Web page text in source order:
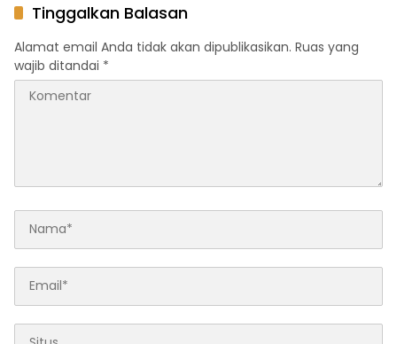
Optimal
Tinggalkan Balasan
Alamat email Anda tidak akan dipublikasikan. Ruas yang
wajib ditandai *